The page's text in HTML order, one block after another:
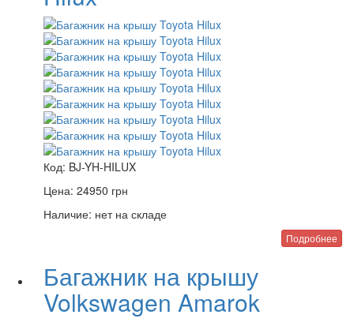
Код: BJ-YH-HILUX
Цена: 24950 грн
Наличие: нет на складе
Подробнее
Багажник на крышу
Volkswagen Amarok